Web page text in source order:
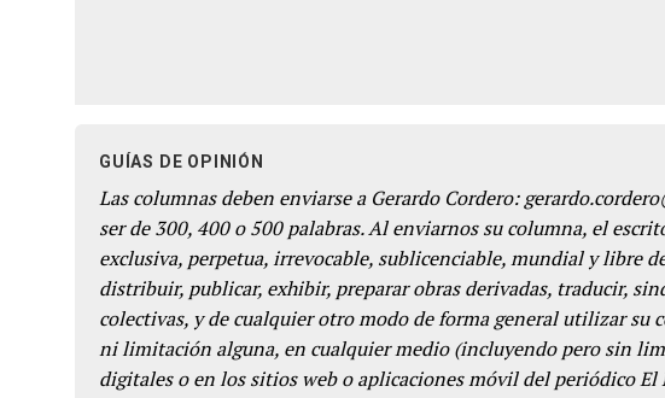
GUÍAS DE OPINIÓN
Las columnas deben enviarse a Gerardo Cordero:
ser de 300, 400 o 500 palabras. Al enviarnos su columna, el
exclusiva, perpetua, irrevocable, sublicenciable, mundial y libre
distribuir, publicar, exhibir, preparar obras derivadas, traducir,
colectivas, y de cualquier otro modo de forma general utilizar su
ni limitación alguna, en cualquier medio (incluyendo pero sin
digitales o en los sitios web o aplicaciones móvil del periódico